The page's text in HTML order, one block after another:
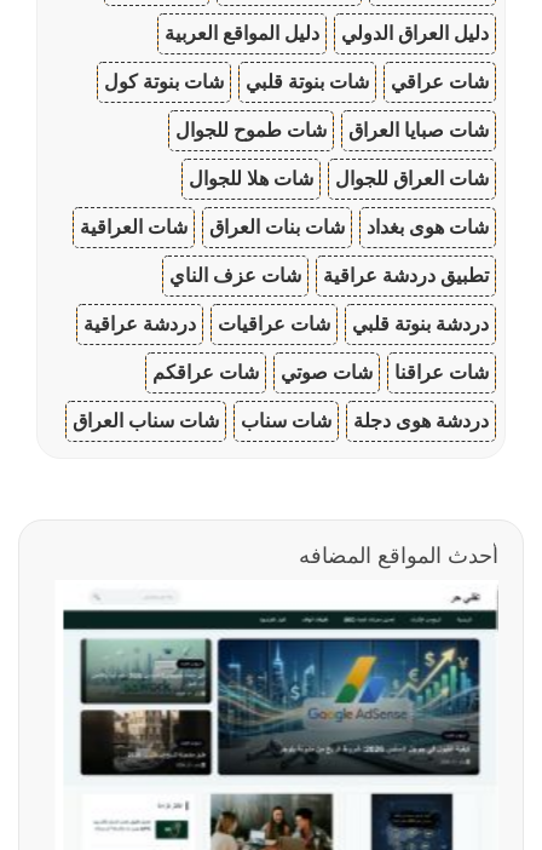
دليل العراق الدولي دليل المواقع العربية
شات عراقي شات بنوتة قلبي شات بنوتة كول
شات صبايا العراق شات طموح للجوال
شات العراق للجوال شات هلا للجوال
شات هوى بغداد شات بنات العراق شات العراقية
تطبيق دردشة عراقية شات عزف الناي
دردشة بنوتة قلبي شات عراقيات دردشة عراقية
شات عراقنا شات صوتي شات عراقكم
دردشة هوى دجلة شات سناب شات سناب العراق
أحدث المواقع المضافه